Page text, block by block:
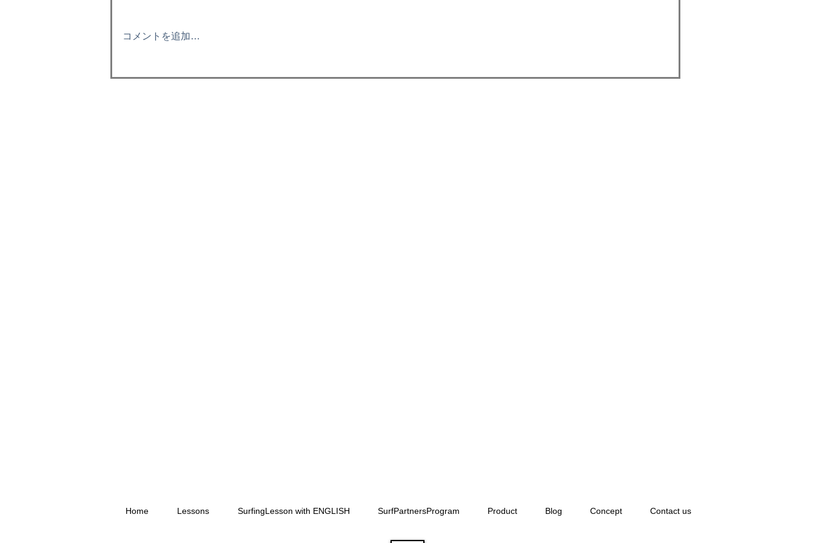
いとかそういうのは全くなかっ
コメントを追加…
Home Lessons SurfingLesson with ENGLISH SurfPartnersProgram Product Blog Concept Contact us